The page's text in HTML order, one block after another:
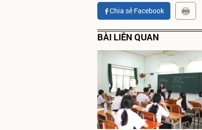
Chia sẻ Facebook
BÀI LIÊN QUAN